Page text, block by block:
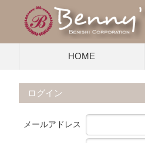
HOME
ログイン
メールアドレス